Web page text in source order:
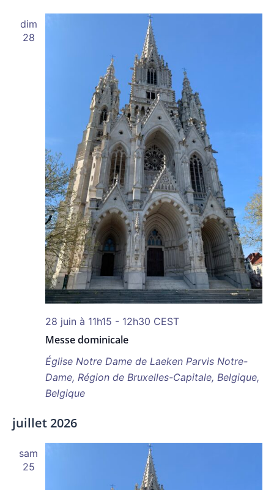
dim
28
Messe dominicale
28 juin à 11h15 - 12h30 CEST
Église Notre Dame de Laeken Parvis Notre-
Dame, Région de Bruxelles-Capitale, Belgique,
Belgique
juillet 2026
sam
25